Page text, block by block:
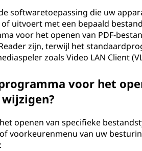
softwaretoepassing die uw
uitvoert met een bepaald
voor het openen van PDF-
zijn, terwijl het
zoals Video LAN Client
voor het
openen van specifieke
voorkeurenmenu van uw